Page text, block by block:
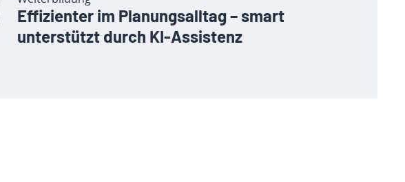
Effizienter im Planungsalltag – smart
unterstützt durch KI-Assistenz